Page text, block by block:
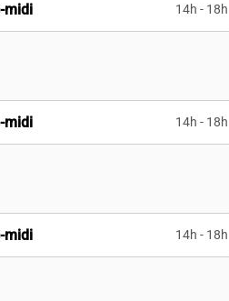
midi 14h - 18h
midi 14h - 18h
midi 14h - 18h